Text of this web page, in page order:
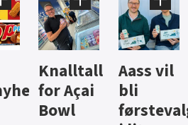
Brus og
jus fra
Berentsen
Hard
iste fra
Hansa